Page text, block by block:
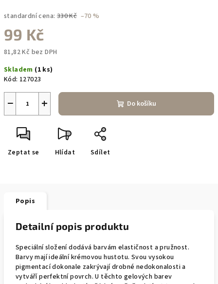
standardní cena: 330 Kč –70 %
99 Kč
81,82 Kč bez DPH
cena:
Skladem (1 ks)
Kód: 127023
+
− Do košíku
Zeptat se Hlídat Sdílet
Popis
Detailní popis produktu
Speciální složení dodává barvám elastičnost a pružnost.
Barvy mají ideální krémovou hustotu. Svou vysokou
pigmentací dokonale zakrývají drobné nedokonalosti a
vytváří perfektní povrch. U těchto gelových barev